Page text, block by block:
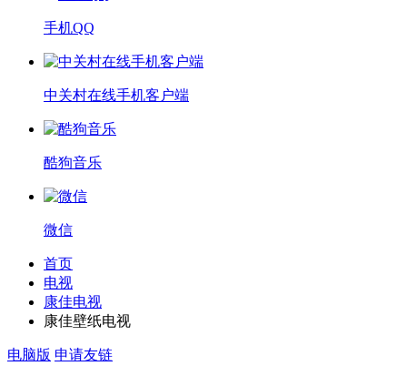
手机QQ
中关村在线手机客户端
酷狗音乐
微信
首页
电视
康佳电视
康佳壁纸电视
电脑版 申请友链